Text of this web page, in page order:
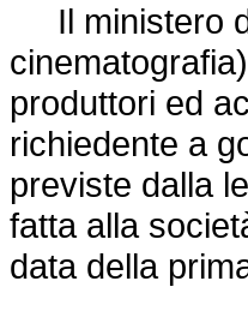
Il ministero
produttori ed
richiedente a
previste dalla
fatta alla
data della